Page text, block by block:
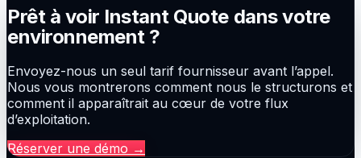
Prêt à voir Instant Quote dans votre
environnement ?
Envoyez-nous un seul tarif fournisseur avant l’appel.
Nous vous montrerons comment nous le structurons et
comment il apparaîtrait au cœur de votre flux
d’exploitation.
Réserver une démo →